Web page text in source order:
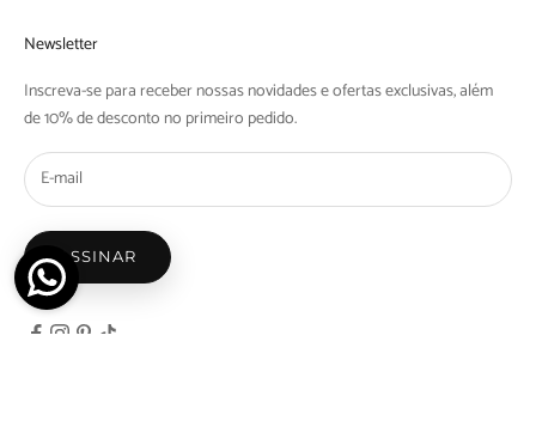
Newsletter
Inscreva-se para receber nossas novidades e ofertas exclusivas, além
de 10% de desconto no primeiro pedido.
ASSINAR